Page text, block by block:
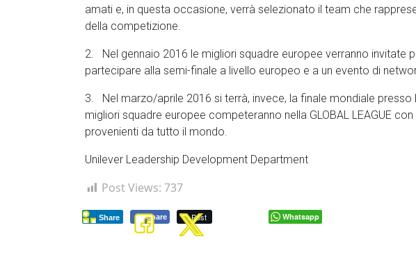
amati e, in questa occasione, verrà selezionato il team che
della competizione.
2. Nel gennaio 2016 le migliori squadre europee verranno invitate
partecipare alla semi-finale a livello europeo e a un evento di
3. Nel marzo/aprile 2016 si terrà, invece, la finale mondiale presso
migliori squadre europee competeranno nella GLOBAL LEAGUE
provenienti da tutto il mondo.
Unilever Leadership Development Department
Post Views: 737
Share Post
Share Whatsapp